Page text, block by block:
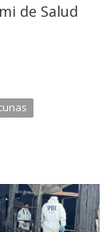
de Salud